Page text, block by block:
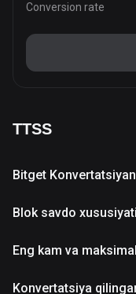
Conversion rate
TTSS
Bitget
Blok savdo
Eng kam va
Konvertatsiya